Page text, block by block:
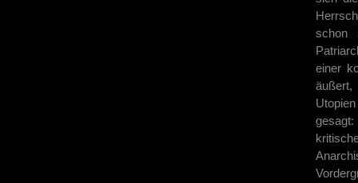
schon
einer
äußert,